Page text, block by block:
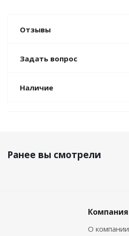
Отзывы
Задать вопрос
Наличие
Ранее вы смотрели
Компания
О компании